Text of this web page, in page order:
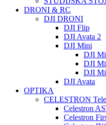
DRONI & RC
DJI DRONI
DJI Flip
DJI Avata 2
DJI Mini
DJI
DJI
DJI
DJI Avata
OPTIKA
CELESTRON
Celestron
Celestron